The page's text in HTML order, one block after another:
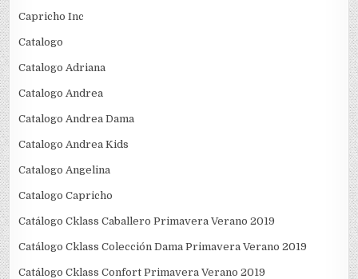
Capricho Inc
Catalogo
Catalogo Adriana
Catalogo Andrea
Catalogo Andrea Dama
Catalogo Andrea Kids
Catalogo Angelina
Catalogo Capricho
Catálogo Cklass Caballero Primavera Verano 2019
Catálogo Cklass Colección Dama Primavera Verano 2019
Catálogo Cklass Confort Primavera Verano 2019